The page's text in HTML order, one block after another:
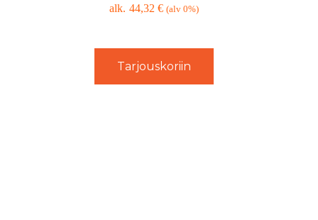
44,32€ (alv 0%)
Tarjouskoriin